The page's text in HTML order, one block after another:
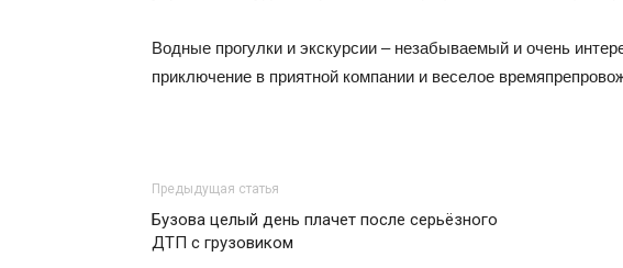
Водные прогулки и экскурсии – незабываемый и очень
приключение в приятной компании и веселое
Предыдущая статья
Бузова целый день плачет после серьёзного
ДТП с грузовиком